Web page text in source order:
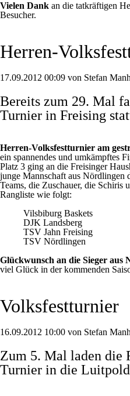
Vielen Dank an die tatkräftigen
Besucher.
Herren-
17.09.2012 00:09 von Stefan
Bereits zum 29. Mal
Turnier in Freising
Herren-Volksfestturnier am
ein spannendes und umkämpftes
Platz 3 ging an die Freisinger
junge Mannschaft aus Nördlingen
Teams, die Zuschauer, die Schiris
Rangliste wie folgt:
Vilsbiburg Baskets
DJK Landsberg
TSV Jahn Freising
TSV Nördlingen
Glückwunsch an die Sieger aus
viel Glück in der kommenden
Volksfestturnier
16.09.2012 10:00 von Stefan
Zum 5. Mal laden die
Turnier in die